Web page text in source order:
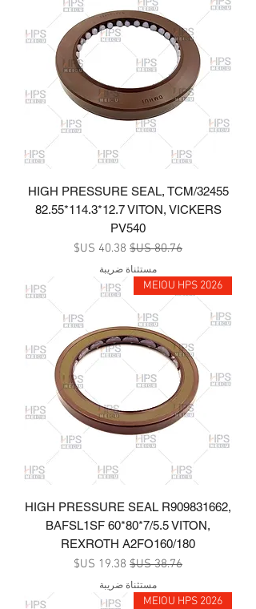
HIGH PRESSURE SEAL, TCM/32455
82.55*114.3*12.7 VITON, VICKERS
PV540
سعر عادي سعر البيع
مستثناة ضريبة
MEIOU HPS 2026
HIGH PRESSURE SEAL R909831662,
BAFSL1SF 60*80*7/5.5 VITON,
REXROTH A2FO160/180
سعر عادي سعر البيع
مستثناة ضريبة
MEIOU HPS 2026